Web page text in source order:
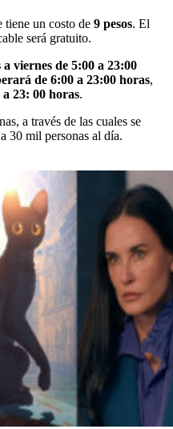
un costo de 9 pesos. El
será gratuito.
a viernes de 5:00 a 23:00
de 6:00 a 23:00 horas,
23: 00 horas.
a través de las cuales se
30 mil personas al día.